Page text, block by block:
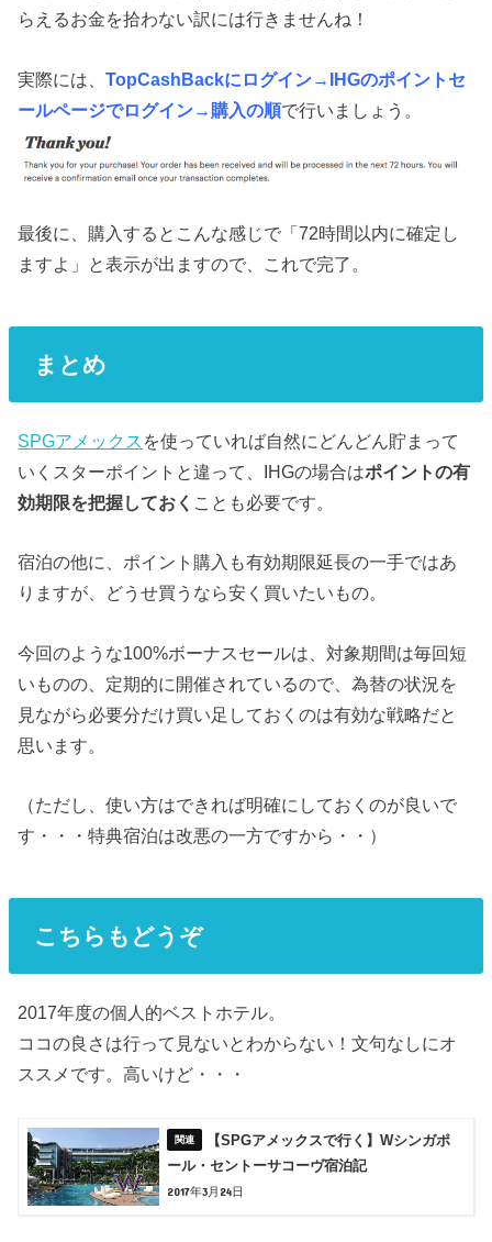
らえるお金を拾わない訳には行きませんね！
実際には、TopCashBackにログイン→IHGのポイントセ
ールページでログイン→購入の順で行いましょう。
最後に、購入するとこんな感じで「72時間以内に確定し
ますよ」と表示が出ますので、これで完了。
まとめ
SPGアメックス を使っていれば自然にどんどん貯まって
いくスターポイントと違って、IHGの場合はポイントの有
効期限を把握しておく ことも必要です。
宿泊の他に、ポイント購入も有効期限延長の一手ではあ
りますが、どうせ買うなら安く買いたいもの。
今回のような100%ボーナスセールは、対象期間は毎回短
いものの、定期的に開催されているので、為替の状況を
見ながら必要分だけ買い足しておくのは有効な戦略だと
思います。
（ただし、使い方はできれば明確にしておくのが良いで
す・・・特典宿泊は改悪の一方ですから・・）
こちらもどうぞ
2017年度の個人的ベストホテル。
ココの良さは行って見ないとわからない！文句なしにオ
ススメです。高いけど・・・
【SPGアメックスで行く】Wシンガポ
ール・セントーサコーヴ宿泊記
2017年3月24日